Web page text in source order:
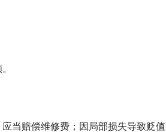
当赔偿维修费；因局部损失导致贬值